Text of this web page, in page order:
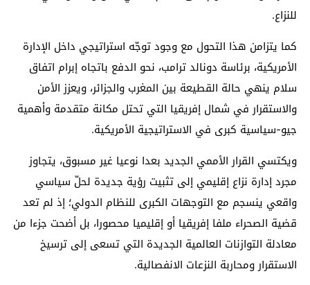
للنزاع.
كما يتزامن هذا التحول مع وجود توجّه استراتيجي داخل الإدارة
الأمريكية، برئاسة دونالد ترامب، نحو الدفع باتجاه إبرام اتفاق
سلام ينهي حالة القطيعة بين المغرب والجزائر، ويعزز الأمن
والاستقرار في شمال إفريقيا التي تحتل مكانة متقدمة وأهمية
جيو-سياسية كبرى في الاستراتيجية الأمريكية.
ويكتسي القرار الأممي الجديد بعدا نوعيا غير مسبوق، يتجاوز
مجرد إدارة نزاع إقليمي إلى تثبيت رؤية جديدة لحلّ سياسي
واقعي ينسجم مع التوجهات الكبرى للنظام الدولي؛ إذ لم تعد
قضية الصحراء ملفا إفريقيا أو إقليميا محصورا، بل أضحت جزءا من
معادلة التوازنات العالمية الجديدة التي تسعى إلى ترسيخ
الاستقرار ومحاربة النزعات الانفصالية.